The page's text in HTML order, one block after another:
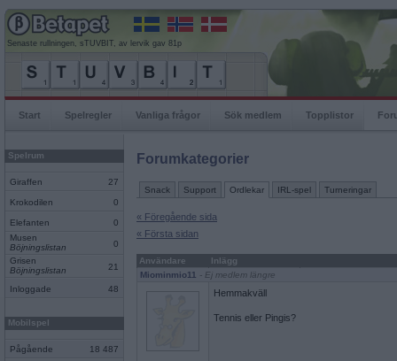
Senaste rullningen, sTUVBIT, av lervik gav 81p
Start Spelregler Vanliga frågor Sök medlem Topplistor
Spelrum
Giraffen 27
Krokodilen 0
Elefanten
0
Musen
Böjningslistan
0
Grisen
Böjningslistan
21
Inloggade 48
Mobilspel
Pågående 18 487
Forumkategorier
Snack Support Ordlekar IRL-spel Turneringar
« Föregående sida
« Första sidan
Användare
Inlägg
Miominmio11 - Ej medlem längre
Hemmakväll
Tennis eller Pingis?